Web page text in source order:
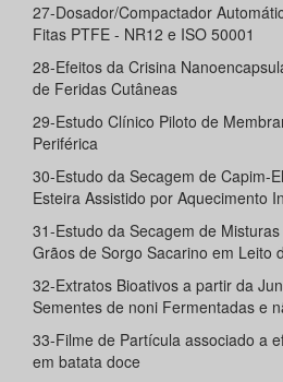
27-Dosador/Compactador
Fitas PTFE - NR12 e ISO 50001
28-Efeitos da Crisina
de Feridas Cutâneas
29-Estudo Clínico Piloto de
Periférica
30-Estudo da Secagem de Capim-
Esteira Assistido por Aquecimento
31-Estudo da Secagem de
Grãos de Sorgo Sacarino em Leito
32-Extratos Bioativos a partir da
Sementes de noni Fermentadas e
33-Filme de Partícula associado a
em batata doce